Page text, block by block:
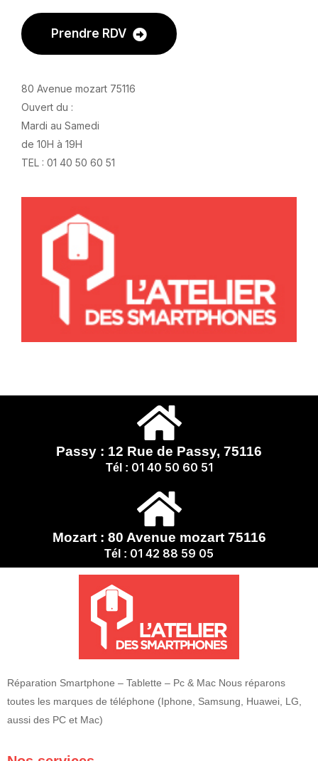
Prendre RDV
80 Avenue mozart 75116
Ouvert du :
Mardi au Samedi
de 10H à 19H
TEL : 01 40 50 60 51
Passy : 12 Rue de Passy, 75116
Tél : 01 40 50 60 51
Mozart : 80 Avenue mozart 75116
Tél : 01 42 88 59 05
Réparation Smartphone – Tablette – Pc & Mac Nous réparons
toutes les marques de téléphone (Iphone, Samsung, Huawei, LG,
aussi des PC et Mac)